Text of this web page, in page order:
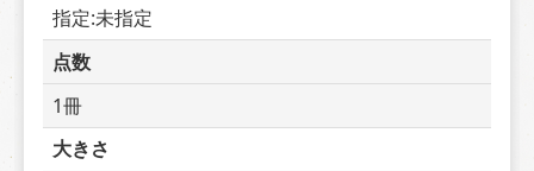
指定:未指定
点数
1冊
大きさ